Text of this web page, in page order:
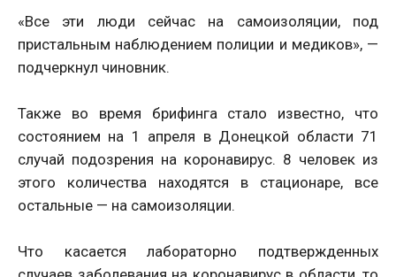
«Все эти люди сейчас на самоизоляции, под
пристальным наблюдением полиции и медиков», —
подчеркнул чиновник.
Также во время брифинга стало известно, что
состоянием на 1 апреля в Донецкой области 71
случай подозрения на коронавирус. 8 человек из
этого количества находятся в стационаре, все
остальные — на самоизоляции.
Что касается лабораторно подтвержденных